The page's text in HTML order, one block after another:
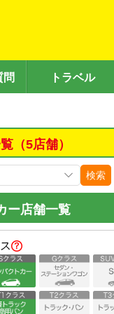
問 トラベル
（5店舗）
検索
ー店舗一覧